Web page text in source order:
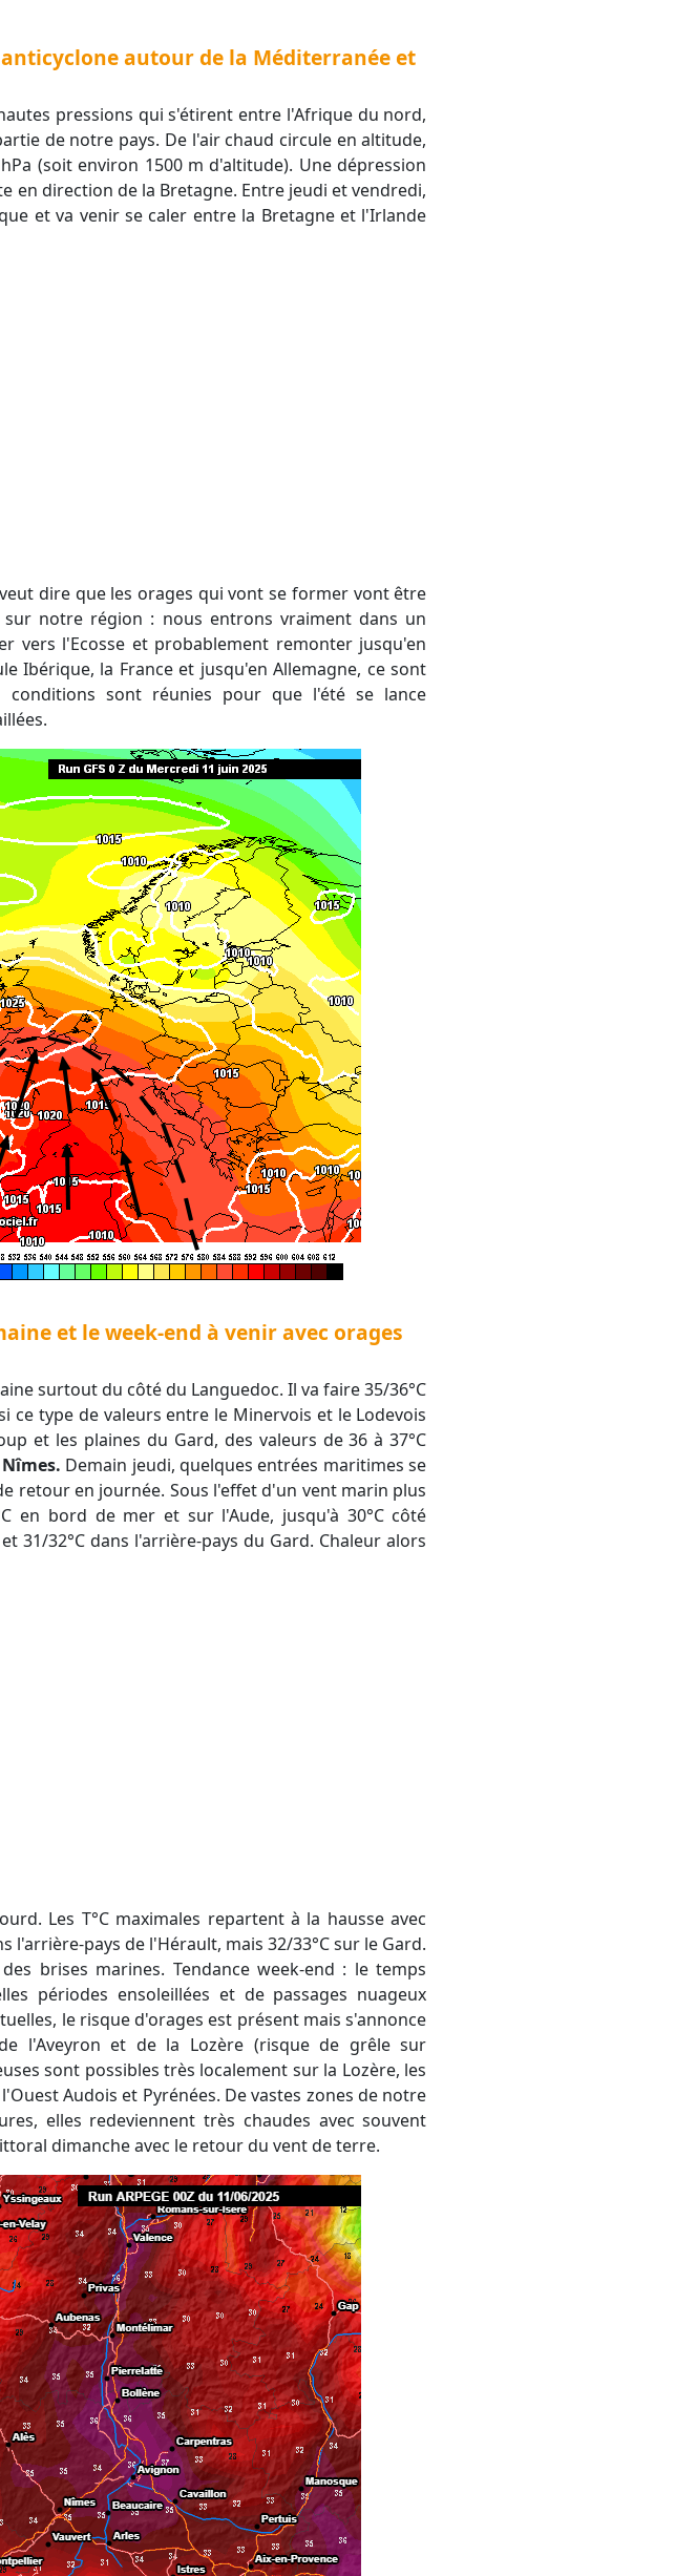
autour de la Méditerranée et
pressions qui s'étirent entre l'Afrique du nord,
de notre pays. De l'air chaud circule en altitude,
(soit environ 1500 m d'altitude). Une dépression
en direction de la Bretagne. Entre jeudi et vendredi,
et va venir se caler entre la Bretagne et l'Irlande
notre région : nous entrons vraiment dans un
vers l'Ecosse et probablement remonter jusqu'en
Ibérique, la France et jusqu'en Allemagne, ce sont
conditions sont réunies pour que l'été se lance
et le week-end à venir avec orages
surtout du côté du Languedoc. Il va faire 35/36°C
ce type de valeurs entre le Minervois et le Lodevois
et les plaines du Gard, des valeurs de 36 à 37°C
Demain jeudi, quelques entrées maritimes se
retour en journée. Sous l'effet d'un vent marin plus
en bord de mer et sur l'Aude, jusqu'à 30°C côté
31/32°C dans l'arrière-pays du Gard. Chaleur alors
Les T°C maximales repartent à la hausse avec
l'arrière-pays de l'Hérault, mais 32/33°C sur le Gard.
brises marines. Tendance week-end : le temps
périodes ensoleillées et de passages nuageux
le risque d'orages est présent mais s'annonce
l'Aveyron et de la Lozère (risque de grêle sur
sont possibles très localement sur la Lozère, les
Audois et Pyrénées. De vastes zones de notre
elles redeviennent très chaudes avec souvent
dimanche avec le retour du vent de terre.